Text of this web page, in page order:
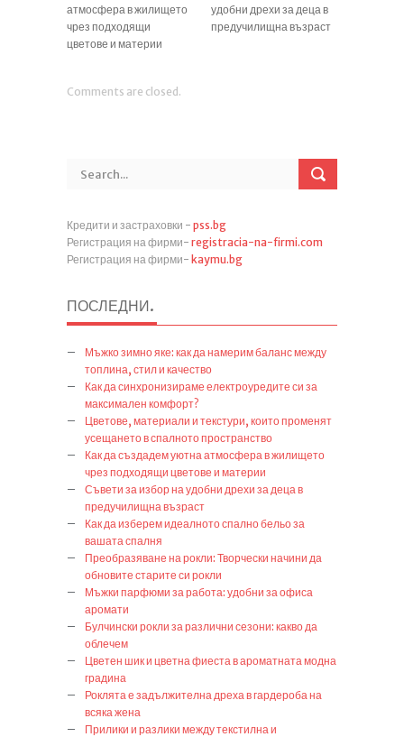
атмосфера в жилището
чрез подходящи
цветове и материи
удобни дрехи за деца в
предучилищна възраст
Comments are closed.
Кредити и застраховки - pss.bg
Регистрация на фирми- registracia-na-firmi.com
Регистрация на фирми- kaymu.bg
ПОСЛЕДНИ.
Мъжко зимно яке: как да намерим баланс между
топлина, стил и качество
Как да синхронизираме електроуредите си за
максимален комфорт?
Цветове, материали и текстури, които променят
усещането в спалното пространство
Как да създадем уютна атмосфера в жилището
чрез подходящи цветове и материи
Съвети за избор на удобни дрехи за деца в
предучилищна възраст
Как да изберем идеалното спално бельо за
вашата спалня
Преобразяване на рокли: Творчески начини да
обновите старите си рокли
Мъжки парфюми за работа: удобни за офиса
аромати
Булчински рокли за различни сезони: какво да
облечем
Цветен шик и цветна фиеста в ароматната модна
градина
Роклята е задължителна дреха в гардероба на
всяка жена
Прилики и разлики между текстилна и